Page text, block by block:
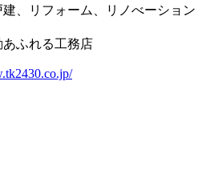
、リフォーム、リノべーション
ふれる工務店